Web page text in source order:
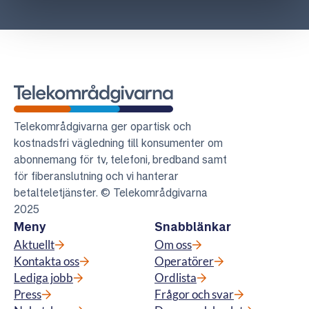
Telekområdgivarna
Telekområdgivarna ger opartisk och
kostnadsfri vägledning till konsumenter om
abonnemang för tv, telefoni, bredband samt
för fiberanslutning och vi hanterar
betalteletjänster. © Telekområdgivarna
2025
Meny
Aktuellt
Kontakta oss
Lediga jobb
Press
Snabblänkar
Om oss
Operatörer
Ordlista
Frågor och svar